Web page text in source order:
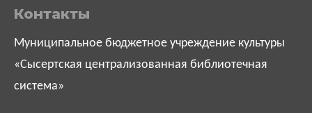
Контакты
Муниципальное бюджетное учреждение культуры
«Сысертская централизованная библиотечная
система»